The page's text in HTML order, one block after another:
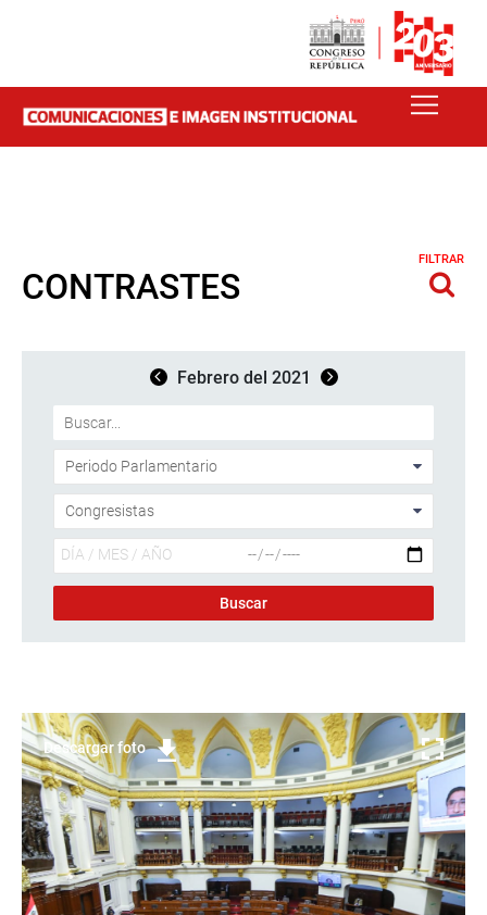
CONTRASTES
FILTRAR
Febrero del 2021
Descargar foto